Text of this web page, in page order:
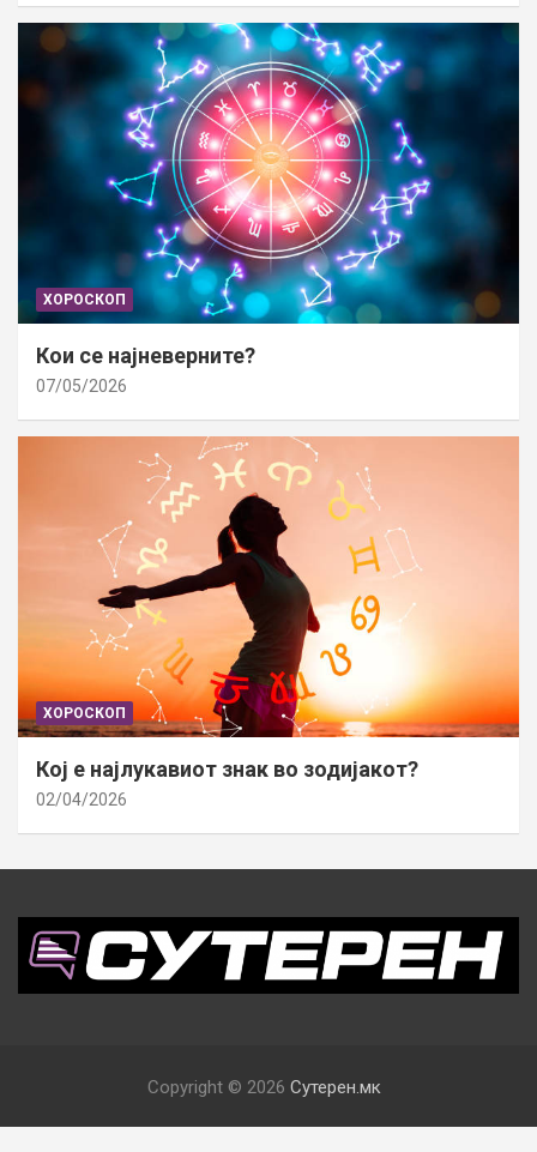
ХОРОСКОП
Кои се најневерните?
07/05/2026
ХОРОСКОП
Кој е најлукавиот знак во зодијакот?
02/04/2026
Copyright © 2026 Сутерен.мк